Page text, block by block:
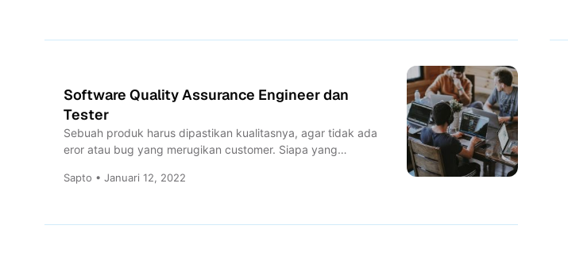
Software Quality Assurance Engineer dan
Tester
Sebuah produk harus dipastikan kualitasnya, agar tidak ada
eror atau bug yang merugikan customer. Siapa yang
Sapto • Januari 12, 2022